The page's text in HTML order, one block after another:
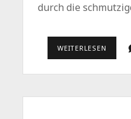
durch die
WEITERLESEN
ROOM